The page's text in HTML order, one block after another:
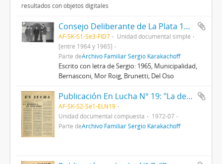
resultados con objetos digitales
Consejo Deliberante de La Plata 1964-1965
AF-SK-S1-Se3-FID7
Unidad documental simple
[entre 1964 y 1965]
Parte deArchivo Familiar Sergio Karakachoff
Escrito con letra de Sergio: 1965, Municipalidad,
Bernasconi, Mor Roig, Brunetti, Del Oso
Publicación En Lucha N° 19: "La derrota de Mor Roig" 1972
AF-SK-S2-Se1-ELN19
Unidad documental compuesta
1972-07
Parte deArchivo Familiar Sergio Karakachoff